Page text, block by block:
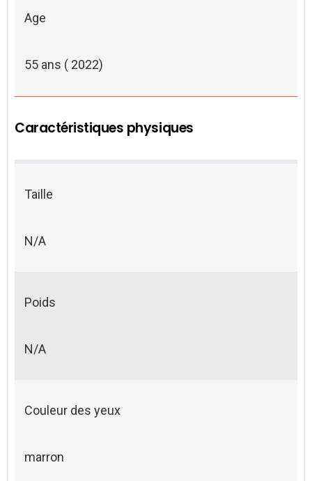
Age
55 ans ( 2022)
Caractéristiques physiques
Taille
N/A
Poids
N/A
Couleur des yeux
marron